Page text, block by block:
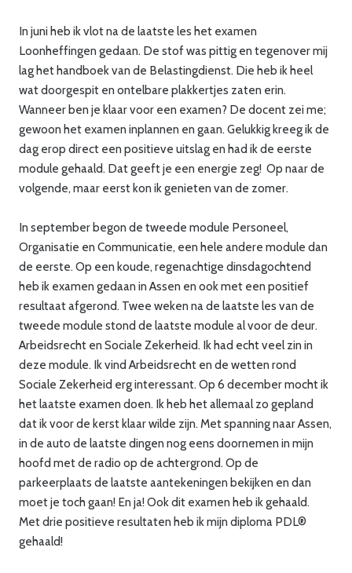
In juni heb ik vlot na de laatste les het examen
Loonheffingen gedaan. De stof was pittig en tegenover mij
lag het handboek van de Belastingdienst. Die heb ik heel
wat doorgespit en ontelbare plakkertjes zaten erin.
Wanneer ben je klaar voor een examen? De docent zei me;
gewoon het examen inplannen en gaan. Gelukkig kreeg ik de
dag erop direct een positieve uitslag en had ik de eerste
module gehaald. Dat geeft je een energie zeg! Op naar de
volgende, maar eerst kon ik genieten van de zomer.
In september begon de tweede module Personeel,
Organisatie en Communicatie, een hele andere module dan
de eerste. Op een koude, regenachtige dinsdagochtend
heb ik examen gedaan in Assen en ook met een positief
resultaat afgerond. Twee weken na de laatste les van de
tweede module stond de laatste module al voor de deur.
Arbeidsrecht en Sociale Zekerheid. Ik had echt veel zin in
deze module. Ik vind Arbeidsrecht en de wetten rond
Sociale Zekerheid erg interessant. Op 6 december mocht ik
het laatste examen doen. Ik heb het allemaal zo gepland
dat ik voor de kerst klaar wilde zijn. Met spanning naar Assen,
in de auto de laatste dingen nog eens doornemen in mijn
hoofd met de radio op de achtergrond. Op de
parkeerplaats de laatste aantekeningen bekijken en dan
moet je toch gaan! En ja! Ook dit examen heb ik gehaald.
Met drie positieve resultaten heb ik mijn diploma PDL®
gehaald!